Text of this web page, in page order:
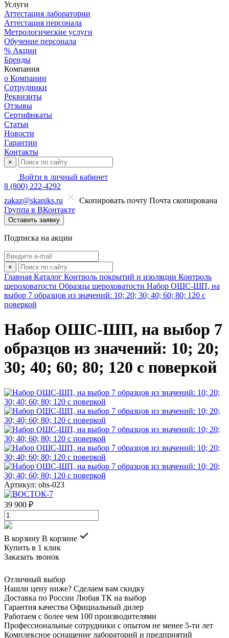
Услуги
Аттестация лаборатории
Аттестация персонала
Метрологические услуги
Обучение персонала
% Акции
Бренды
Компания
о Компании
Сотрудники
Реквизиты
Отзывы
Сертификаты
Статьи
Новости
Гарантии
Контакты
×
Войти в личный кабинет
8 (800) 222-4292
zakaz@skaniks.ru
Скопировать почту Почта скопирована
Группа в ВКонтакте
Оставить заявку
Подписка на акции
×
Главная Каталог Контроль покрытий и изоляции Контроль
шероховатости Образцы шероховатости Набор ОШС-ШП, на
выбор 7 образцов из значений: 10; 20; 30; 40; 60; 80; 120 с
поверкой
Набор ОШС-ШП, на выбор 7
образцов из значений: 10; 20;
30; 40; 60; 80; 120 с поверкой
Артикул: ohs-023
39 900 ₽
В корзину В корзине
Купить в 1 клик
Заказать звонок
Отличный выбор
Нашли цену ниже? Сделаем вам скидку
Доставка по России Любая ТК на выбор
Гарантия качества Официальный дилер
Работаем с более чем 100 производителями
Профессиональные сотрудники с опытом не менее 5-ти лет
Комплексное оснащение лабораторий и предприятий